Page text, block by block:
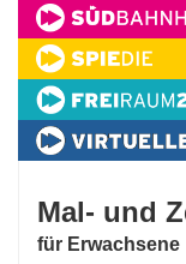
Mal- und
für Erwachsene